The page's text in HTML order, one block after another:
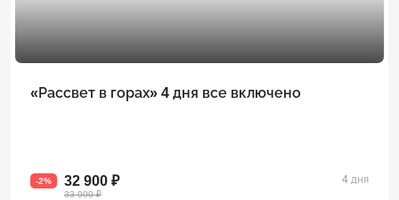
«Рассвет в горах» 4 дня все включено
-2% 32 900 ₽
33 900 ₽
4 дня